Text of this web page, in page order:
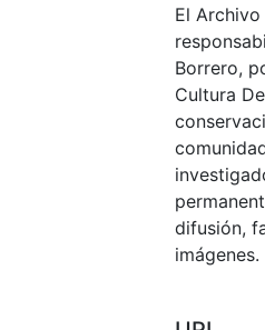
El
Borrero,
Cultura
difusión,
imágenes.